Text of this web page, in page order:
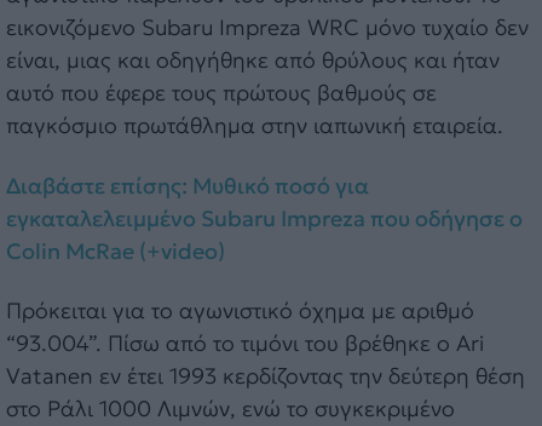
εικονιζόμενο Subaru Impreza WRC μόνο τυχαίο δεν
είναι, μιας και οδηγήθηκε από θρύλους και ήταν
αυτό που έφερε τους πρώτους βαθμούς σε
παγκόσμιο πρωτάθλημα στην ιαπωνική εταιρεία.
Διαβάστε επίσης: Μυθικό ποσό για
εγκαταλελειμμένο Subaru Impreza που οδήγησε ο
Colin McRae (+video)
Πρόκειται για το αγωνιστικό όχημα με αριθμό
“93.004”. Πίσω από το τιμόνι του βρέθηκε ο Ari
Vatanen εν έτει 1993 κερδίζοντας την δεύτερη θέση
στο Ράλι 1000 Λιμνών, ενώ το συγκεκριμένο